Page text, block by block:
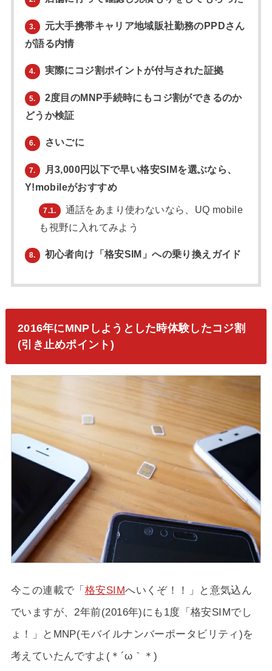
3.
元大手携帯キャリア地域販社勤務のPPDさん
が語る内情
4. 実際にコジ割ポイントが付与された証拠
5.
2度目のMNP手続時にもコジ割ができるのか
どうか検証
6. さいごに
7.
月3,000円以下で早い格安SIMを選ぶなら、
Y!mobileがおすすめ
7.1.
通話をあまり使わないなら、UQ mobile
も視野に入れてみよう
8. 初心者向け「格安SIM」への乗り換えガイド
2016年にMNPしようとした時体験したコジ割
(引き止めポイント)
今この連載で「 格安SIMへいくぞ！！」と意気込ん
でいますが、2年前(2016年)にも1度「格安SIMでし
ょ！」とMNP(モバイルナンバーポータビリティ)を
考えていたんですよ(＊´ω｀＊)